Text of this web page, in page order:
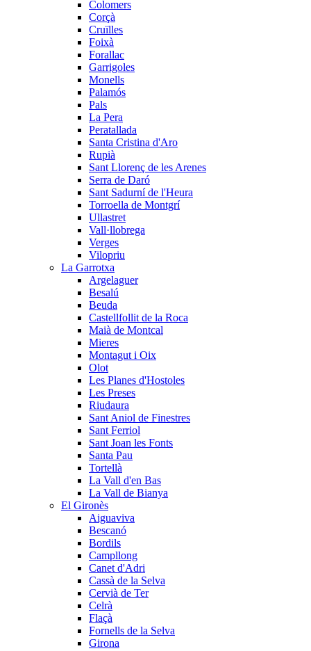
Colomers
Corçà
Cruïlles
Foixà
Forallac
Garrigoles
Monells
Palamós
Pals
La Pera
Peratallada
Santa Cristina d'Aro
Rupià
Sant Llorenç de les Arenes
Serra de Daró
Sant Sadurní de l'Heura
Torroella de Montgrí
Ullastret
Vall·llobrega
Verges
Vilopriu
La Garrotxa
Argelaguer
Besalú
Beuda
Castellfollit de la Roca
Maià de Montcal
Mieres
Montagut i Oix
Olot
Les Planes d'Hostoles
Les Preses
Riudaura
Sant Aniol de Finestres
Sant Ferriol
Sant Joan les Fonts
Santa Pau
Tortellà
La Vall d'en Bas
La Vall de Bianya
El Gironès
Aiguaviva
Bescanó
Bordils
Campllong
Canet d'Adri
Cassà de la Selva
Cervià de Ter
Celrà
Flaçà
Fornells de la Selva
Girona